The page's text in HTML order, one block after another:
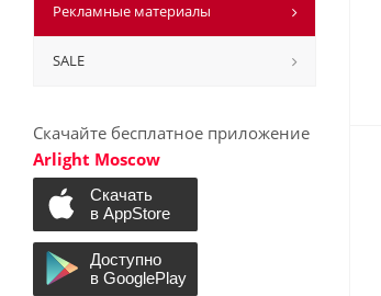
Рекламные материалы
SALE
Скачайте бесплатное приложение
Arlight Moscow